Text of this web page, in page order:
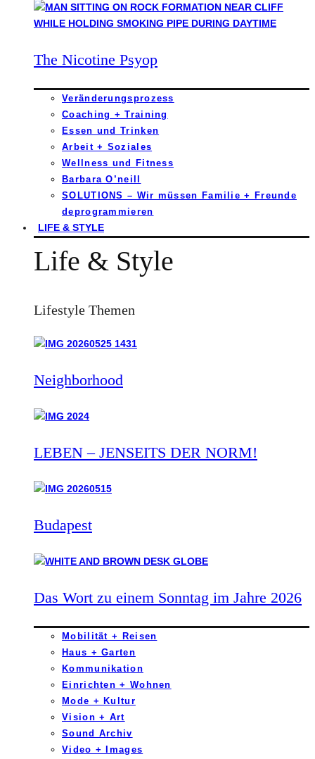
The Nicotine Psyop
Veränderungsprozess
Coaching + Training
Essen und Trinken
Arbeit + Soziales
Wellness und Fitness
Barbara O’neill
SOLUTIONS – Wir müssen Familie + Freunde
deprogrammieren
LIFE & STYLE
Life & Style
Lifestyle Themen
Neighborhood
LEBEN – JENSEITS DER NORM!
Budapest
Das Wort zu einem Sonntag im Jahre 2026
Mobilität + Reisen
Haus + Garten
Kommunikation
Einrichten + Wohnen
Mode + Kultur
Vision + Art
Sound Archiv
Video + Images